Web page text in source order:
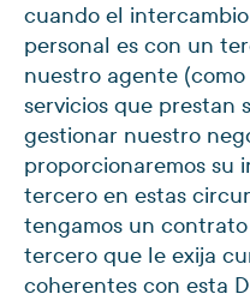
cuando el
personal es con un
nuestro agente
servicios que prestan
gestionar nuestro
proporcionaremos su
tercero en estas
tengamos un
tercero que le exija
coherentes con esta